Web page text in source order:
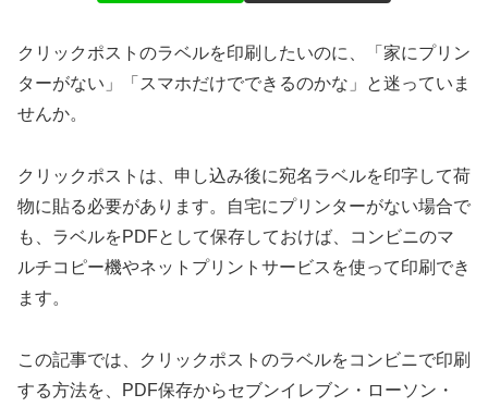
クリックポストのラベルを印刷したいのに、「家にプリン
ターがない」「スマホだけでできるのかな」と迷っていま
せんか。
クリックポストは、申し込み後に宛名ラベルを印字して荷
物に貼る必要があります。自宅にプリンターがない場合で
も、ラベルをPDFとして保存しておけば、コンビニのマ
ルチコピー機やネットプリントサービスを使って印刷でき
ます。
この記事では、クリックポストのラベルをコンビニで印刷
する方法を、PDF保存からセブンイレブン・ローソン・